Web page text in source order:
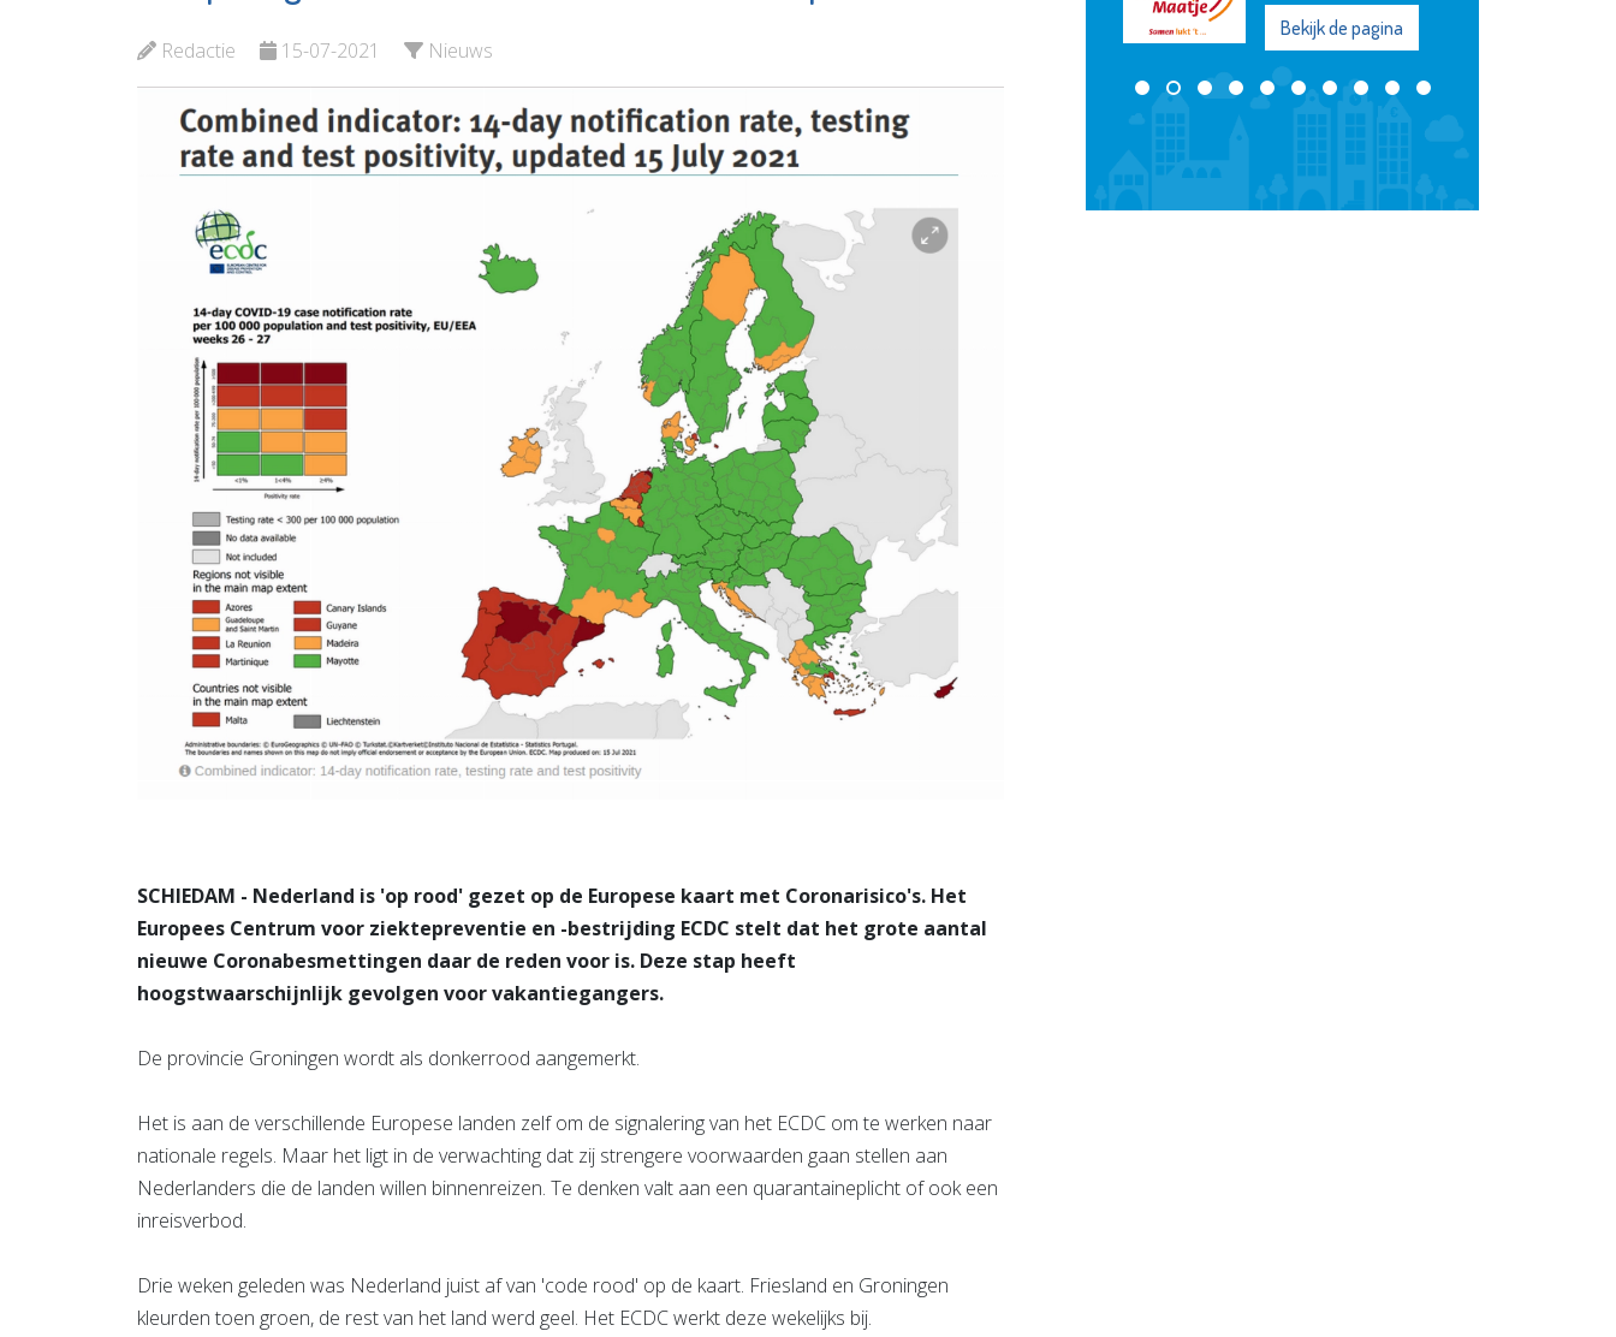
Redactie 15-07-2021 Nieuws
SCHIEDAM - Nederland is 'op rood' gezet op de Europese kaart met Coronarisico's. Het
Europees Centrum voor ziektepreventie en -bestrijding ECDC stelt dat het grote aantal
nieuwe Coronabesmettingen daar de reden voor is. Deze stap heeft
hoogstwaarschijnlijk gevolgen voor vakantiegangers.
De provincie Groningen wordt als donkerrood aangemerkt.
Het is aan de verschillende Europese landen zelf om de signalering van het ECDC om te werken naar
nationale regels. Maar het ligt in de verwachting dat zij strengere voorwaarden gaan stellen aan
Nederlanders die de landen willen binnenreizen. Te denken valt aan een quarantaineplicht of ook een
inreisverbod.
Drie weken geleden was Nederland juist af van 'code rood' op de kaart. Friesland en Groningen
kleurden toen groen, de rest van het land werd geel. Het ECDC werkt deze wekelijks bij.
Bekijk de pagina
Bekijk de pagina
Bekijk de pagina